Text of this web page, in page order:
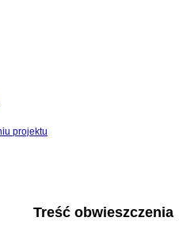
projektu
Treść obwieszczenia